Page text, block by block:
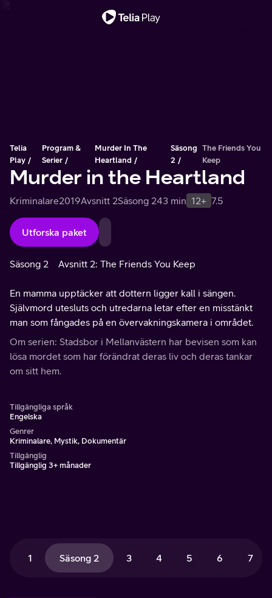
Telia
Play
Program &
Serier
Murder In The
Heartland
Säsong
2
The Friends You
Keep
Murder in the Heartland
Kriminalare2019Avsnitt 2Säsong 243 min 12+ 7.5
Utforska paket
Säsong 2 Avsnitt 2: The Friends You Keep
En mamma upptäcker att dottern ligger kall i sängen.
Självmord utesluts och utredarna letar efter en misstänkt
man som fångades på en övervakningskamera i området.
Om serien: Stadsbor i Mellanvästern har bevisen som kan
lösa mordet som har förändrat deras liv och deras tankar
om sitt hem.
Tillgängliga språk
Engelska
Genrer
Kriminalare, Mystik, Dokumentär
Tillgänglig
Tillgänglig 3+ månader
1 Säsong 2 3 4 5 6 7